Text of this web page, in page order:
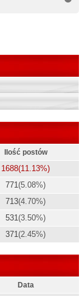
Ilość postów
1688(11.13%)
771(5.08%)
713(4.70%)
531(3.50%)
371(2.45%)
Data